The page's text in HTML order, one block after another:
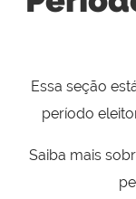
Essa seção
período
Saiba mais